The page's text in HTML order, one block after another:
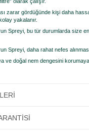
zarar gördüğünde kişi daha
yakalanır.
Spreyi, bu tür durumlarda size
Spreyi, daha rahat nefes
ve doğal nem dengesini